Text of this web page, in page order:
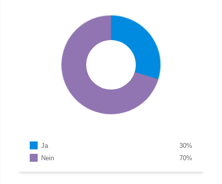
Ja %
30
Nein
%
70